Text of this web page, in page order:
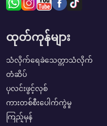
ထုတ်ကုန်များ
သံလိုက်ရေခဲသေတ္တာသံလိုက်
တံဆိပ်
ပုလင်းဖွင့်လှစ်
ကားတစ်စီးပေါက်ကွဲမှု
ကြည့်မှန်